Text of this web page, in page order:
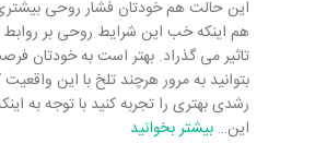
این حالت هم خودتان فشار روحی
هم اینکه خب این شرایط روحی بر روابط
تاثیر می گذراد. بهتر است به خودتان
بتوانید به مرور هرچند تلخ با این واقعیت
رشدی بهتری را تجربه کنید با توجه به
این… بیشتر بخوانید